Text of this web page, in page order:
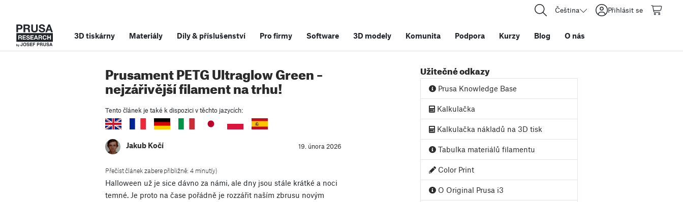
Čeština Přihlásit se
3D tiskárny Materiály Díly& příslušenství Pro firmy Software 3D modely Komunita Podpora Kurzy Blog O nás
Prusament PETG Ultraglow Green –
nejzářivější filament na trhu!
Tento článek je také k dispozici v těchto jazycích:
Jakub Kočí 19. února 2026
Přečíst článek zabere přibližně: 4 minut(y)
Halloween už je sice dávno za námi, ale dny jsou stále krátké a noci
temné. Je proto na čase pořádně je rozzářit naším zbrusu novým
Užitečné odkazy
Prusa Knowledge Base
Kalkulačka
Kalkulačka nákladů na 3D tisk
Tabulka materiálů filamentu
Color Print
O Original Prusa i3